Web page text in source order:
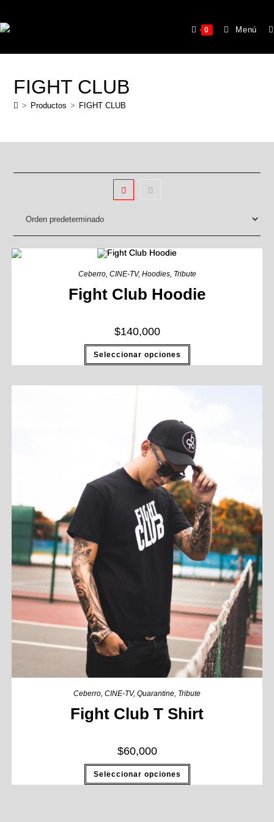
0 Menú
FIGHT CLUB
> Productos > FIGHT CLUB
Ceberro, CINE-TV, Hoodies, Tribute
Fight Club Hoodie
$140,000
Seleccionar opciones
Ceberro, CINE-TV, Quarantine, Tribute
Fight Club T Shirt
$60,000
Seleccionar opciones